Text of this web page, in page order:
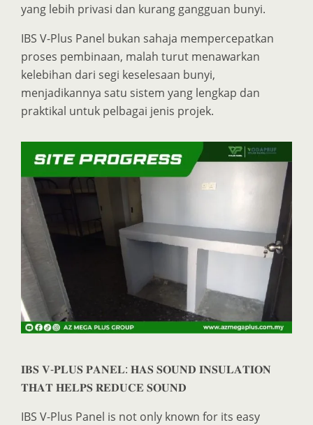
yang lebih privasi dan kurang gangguan bunyi.
IBS V-Plus Panel bukan sahaja mempercepatkan
proses pembinaan, malah turut menawarkan
kelebihan dari segi keselesaan bunyi,
menjadikannya satu sistem yang lengkap dan
praktikal untuk pelbagai jenis projek.
𝐈𝐁𝐒 𝐕-𝐏𝐋𝐔𝐒 𝐏𝐀𝐍𝐄𝐋: 𝐇𝐀𝐒 𝐒𝐎𝐔𝐍𝐃 𝐈𝐍𝐒𝐔𝐋𝐀𝐓𝐈𝐎𝐍
𝐓𝐇𝐀𝐓 𝐇𝐄𝐋𝐏𝐒 𝐑𝐄𝐃𝐔𝐂𝐄 𝐒𝐎𝐔𝐍𝐃
IBS V-Plus Panel is not only known for its easy